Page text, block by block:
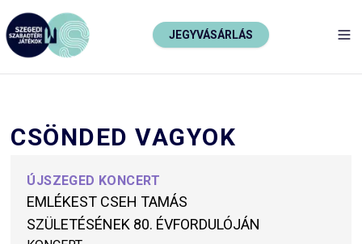
JEGYVÁSÁRLÁS
CSÖNDED VAGYOK
ÚJSZEGED KONCERT
EMLÉKEST CSEH TAMÁS
SZÜLETÉSÉNEK 80. ÉVFORDULÓJÁN